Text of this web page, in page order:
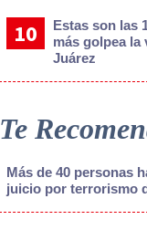
Estas son las
más golpea la
Juárez
Te
Más de 40 personas
juicio por terrorismo